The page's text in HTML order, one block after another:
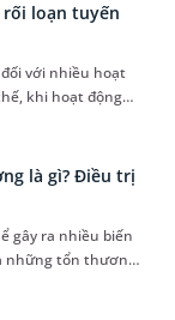
loạn tuyến
với nhiều hoạt
khi hoạt động
gây ra nhiều ảnh
là cách nhận
giáp và một số
là gì? Điều trị
gây ra nhiều biến
những tổn thương
kém. Từ đó tăng
chí phải cắt cụt